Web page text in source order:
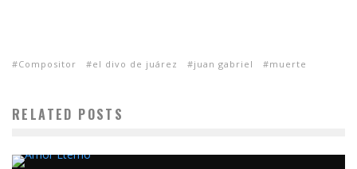
Compositor el divo de juárez juan gabriel muerte
RELATED POSTS